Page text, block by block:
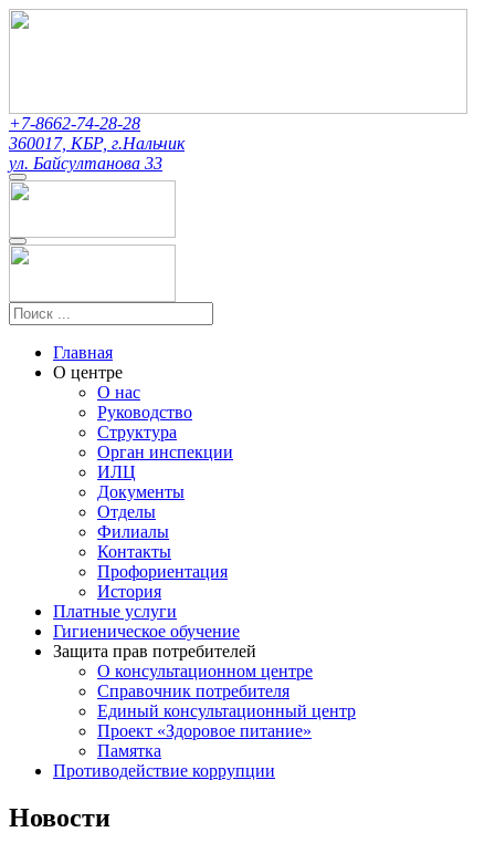
+7-8662-74-28-28
360017, КБР, г.Нальчик
ул. Байсултанова 33
Главная
О центре
О нас
Руководство
Структура
Орган инспекции
ИЛЦ
Документы
Отделы
Филиалы
Контакты
Профориентация
История
Платные услуги
Гигиеническое обучение
Защита прав потребителей
О консультационном центре
Справочник потребителя
Единый консультационный центр
Проект «Здоровое питание»
Памятка
Противодействие коррупции
Новости